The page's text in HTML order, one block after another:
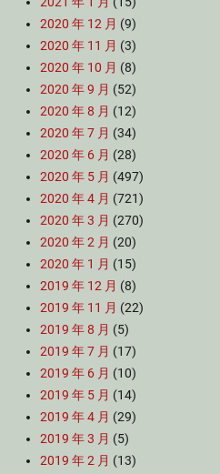
2020 年 12 月 (9)
2020 年 11 月 (3)
2020 年 10 月 (8)
2020 年 9 月 (52)
2020 年 8 月 (12)
2020 年 7 月 (34)
2020 年 6 月 (28)
2020 年 5 月 (497)
2020 年 4 月 (721)
2020 年 3 月 (270)
2020 年 2 月 (20)
2020 年 1 月 (15)
2019 年 12 月 (8)
2019 年 11 月 (22)
2019 年 8 月 (5)
2019 年 7 月 (17)
2019 年 6 月 (10)
2019 年 5 月 (14)
2019 年 4 月 (29)
2019 年 3 月 (5)
2019 年 2 月 (13)